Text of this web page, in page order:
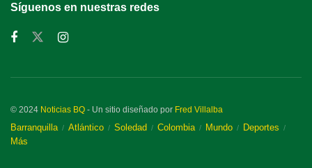
Síguenos en nuestras redes
© 2024 Noticias BQ - Un sitio diseñado por Fred Villalba
Barranquilla Atlántico Soledad Colombia Mundo
Deportes
Más